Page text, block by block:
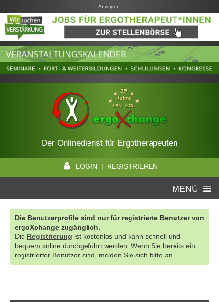
Anzeigen:
Der Onlinedienst für Ergotherapeuten
LOGIN | REGISTRIEREN
MENÜ
Die Benutzerprofile sind nur für registrierte Benutzer von
ergoXchange zugänglich.
Die Registrierung ist kostenlos und kann schnell und
bequem online durchgeführt werden. Wenn Sie bereits ein
registrierter Benutzer sind, melden Sie sich bitte an.